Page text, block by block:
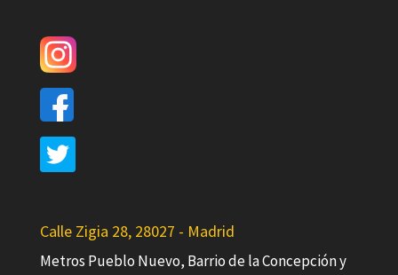
Calle Zigia 28, 28027 - Madrid
Metros Pueblo Nuevo, Barrio de la Concepción y